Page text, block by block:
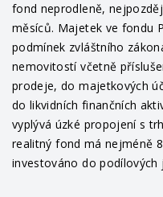
fond neprodleně,
měsíců. Majetek ve fondu
podmínek zvláštního
nemovitostí včetně
prodeje, do majetkových
do likvidních finančních
vyplývá úzké propojení s
realitný fond má nejméně
investováno do